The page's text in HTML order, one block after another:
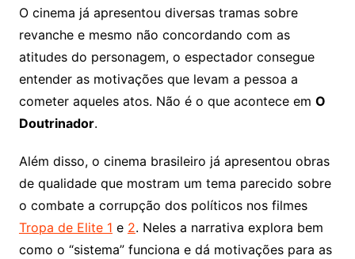
O cinema já apresentou diversas tramas sobre
revanche e mesmo não concordando com as
atitudes do personagem, o espectador consegue
entender as motivações que levam a pessoa a
cometer aqueles atos. Não é o que acontece em O
Doutrinador.
Além disso, o cinema brasileiro já apresentou obras
de qualidade que mostram um tema parecido sobre
o combate a corrupção dos políticos nos filmes
Tropa de Elite 1 e 2. Neles a narrativa explora bem
como o “sistema” funciona e dá motivações para as